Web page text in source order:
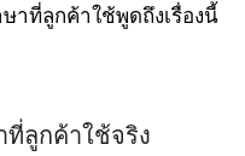
าที่ลูกค้าใช้พูดถึงเรื่องนี้
ลูกค้าใช้จริง